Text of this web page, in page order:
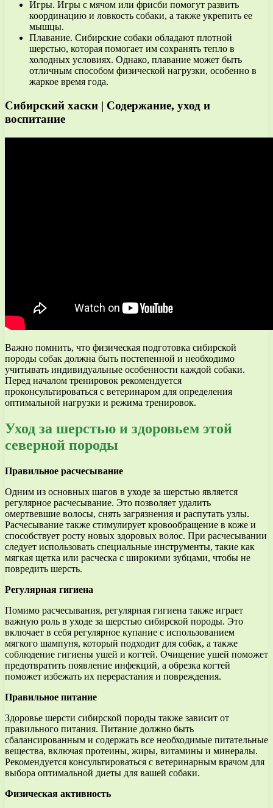
Игры. Игры с мячом или фрисби помогут развить
координацию и ловкость собаки, а также укрепить ее
мышцы.
Плавание. Сибирские собаки обладают плотной
шерстью, которая помогает им сохранять тепло в
холодных условиях. Однако, плавание может быть
отличным способом физической нагрузки, особенно в
жаркое время года.
Сибирский хаски | Содержание, уход и
воспитание
Важно помнить, что физическая подготовка сибирской
породы собак должна быть постепенной и необходимо
учитывать индивидуальные особенности каждой собаки.
Перед началом тренировок рекомендуется
проконсультироваться с ветеринаром для определения
оптимальной нагрузки и режима тренировок.
Уход за шерстью и здоровьем этой
северной породы
Правильное расчесывание
Одним из основных шагов в уходе за шерстью является
регулярное расчесывание. Это позволяет удалить
омертвевшие волосы, снять загрязнения и распутать узлы.
Расчесывание также стимулирует кровообращение в коже и
способствует росту новых здоровых волос. При расчесывании
следует использовать специальные инструменты, такие как
мягкая щетка или расческа с широкими зубцами, чтобы не
повредить шерсть.
Регулярная гигиена
Помимо расчесывания, регулярная гигиена также играет
важную роль в уходе за шерстью сибирской породы. Это
включает в себя регулярное купание с использованием
мягкого шампуня, который подходит для собак, а также
соблюдение гигиены ушей и когтей. Очищение ушей поможет
предотвратить появление инфекций, а обрезка когтей
поможет избежать их перерастания и повреждения.
Правильное питание
Здоровье шерсти сибирской породы также зависит от
правильного питания. Питание должно быть
сбалансированным и содержать все необходимые питательные
вещества, включая протеины, жиры, витамины и минералы.
Рекомендуется консультироваться с ветеринарным врачом для
выбора оптимальной диеты для вашей собаки.
Физическая активность